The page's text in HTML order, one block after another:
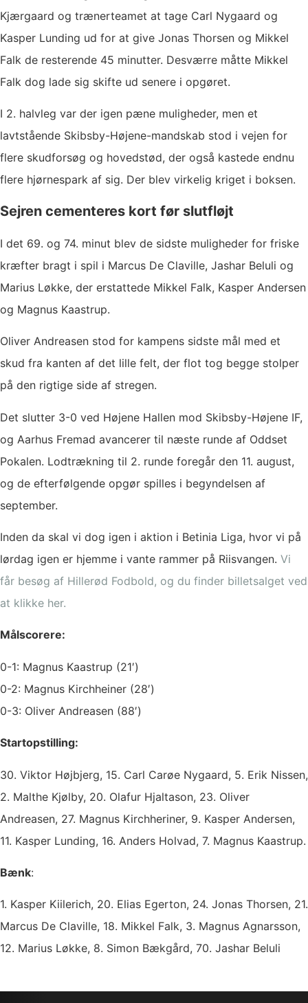
Kjærgaard og trænerteamet at tage Carl Nygaard og
Kasper Lunding ud for at give Jonas Thorsen og Mikkel
Falk de resterende 45 minutter. Desværre måtte Mikkel
Falk dog lade sig skifte ud senere i opgøret.
I 2. halvleg var der igen pæne muligheder, men et
lavtstående Skibsby-Højene-mandskab stod i vejen for
flere skudforsøg og hovedstød, der også kastede endnu
flere hjørnespark af sig. Der blev virkelig kriget i boksen.
Sejren cementeres kort før slutfløjt
I det 69. og 74. minut blev de sidste muligheder for friske
kræfter bragt i spil i Marcus De Claville, Jashar Beluli og
Marius Løkke, der erstattede Mikkel Falk, Kasper Andersen
og Magnus Kaastrup.
Oliver Andreasen stod for kampens sidste mål med et
skud fra kanten af det lille felt, der flot tog begge stolper
på den rigtige side af stregen.
Det slutter 3-0 ved Højene Hallen mod Skibsby-Højene IF,
og Aarhus Fremad avancerer til næste runde af Oddset
Pokalen. Lodtrækning til 2. runde foregår den 11. august,
og de efterfølgende opgør spilles i begyndelsen af
september.
Inden da skal vi dog igen i aktion i Betinia Liga, hvor vi på
lørdag igen er hjemme i vante rammer på Riisvangen. Vi
får besøg af Hillerød Fodbold, og du finder billetsalget ved
at klikke her.
Målscorere:
0-1: Magnus Kaastrup (21′)
0-2: Magnus Kirchheiner (28′)
0-3: Oliver Andreasen (88′)
Startopstilling:
30. Viktor Højbjerg, 15. Carl Carøe Nygaard, 5. Erik Nissen,
2. Malthe Kjølby, 20. Olafur Hjaltason, 23. Oliver
Andreasen, 27. Magnus Kirchheriner, 9. Kasper Andersen,
11. Kasper Lunding, 16. Anders Holvad, 7. Magnus Kaastrup.
Bænk:
1. Kasper Kiilerich, 20. Elias Egerton, 24. Jonas Thorsen, 21.
Marcus De Claville, 18. Mikkel Falk, 3. Magnus Agnarsson,
12. Marius Løkke, 8. Simon Bækgård, 70. Jashar Beluli